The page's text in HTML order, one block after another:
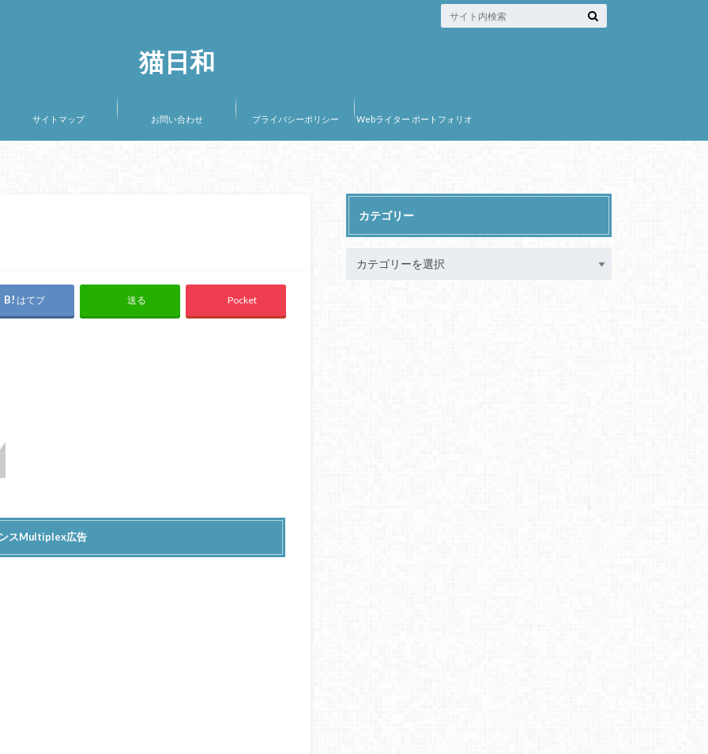
猫日和
サイトマップ お問い合わせ プライバシーポリシー Webライター ポートフォリオ
はてブ 送る Pocket
スMultiplex広告
カテゴリー